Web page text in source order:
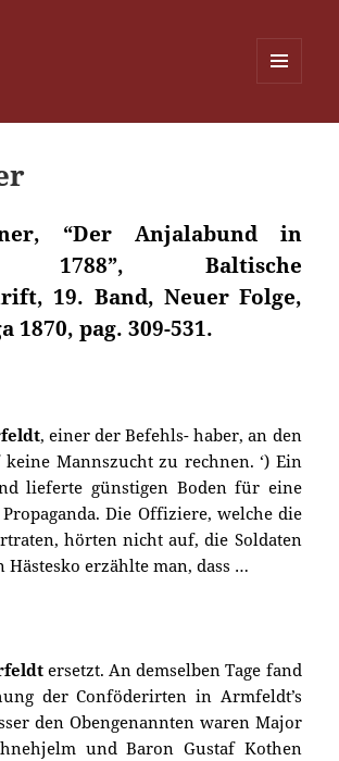
WIDGETS
“Der Anjalabund in
1788”, Baltische
19. Band, Neuer Folge,
1870, pag. 309-531.
, einer der Befehls- haber, an den
Mannszucht zu rechnen. ‘) Ein
lieferte günstigen Boden für eine
Die Offiziere, welche die
hörten nicht auf, die Soldaten
Hästesko erzählte man, dass …
ersetzt. An demselben Tage fand
der Conföderirten in Armfeldt’s
den Obengenannten waren Major
und Baron Gustaf Kothen